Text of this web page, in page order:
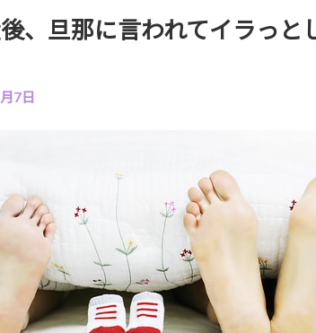
、旦那に言われてイラっと
7日